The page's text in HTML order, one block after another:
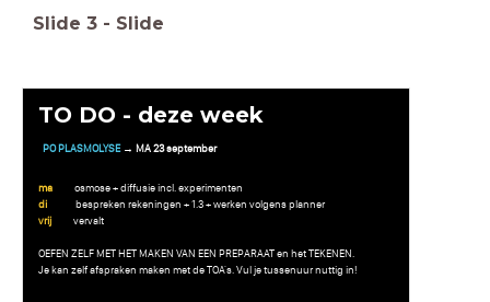
Slide 3 - Slide
TO DO - deze week
maosmose + diffusie incl. experimenten
di
bespreken rekeningen + 1.3 + werken volgens planner
vrijvervalt
OEFEN ZELF MET HET MAKEN VAN EEN PREPARAAT en het TEKENEN.
Je kan zelf afspraken maken met de TOA's. Vul je tussenuur nuttig in!
PO PLASMOLYSE → MA 23 september